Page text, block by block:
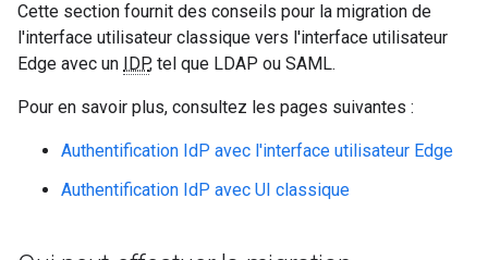
Cette section fournit des conseils pour la migration de
l'interface utilisateur classique vers l'interface utilisateur
Edge avec un IDP, tel que LDAP ou SAML.
Pour en savoir plus, consultez les pages suivantes :
Authentification IdP avec l'interface utilisateur Edge
Authentification IdP avec UI classique